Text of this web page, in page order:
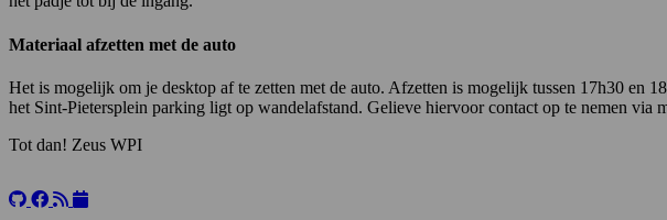
Materiaal afzetten met de auto
Het is mogelijk om je desktop af te zetten met de auto. Afzetten is mogelijk tussen 17h30
het Sint-Pietersplein parking ligt op wandelafstand. Gelieve hiervoor contact op te nemen
Tot dan! Zeus WPI
+